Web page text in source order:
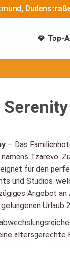
Top-
– Das
Tzarevo.
für den
und Studios,
Angebot
Urlaub